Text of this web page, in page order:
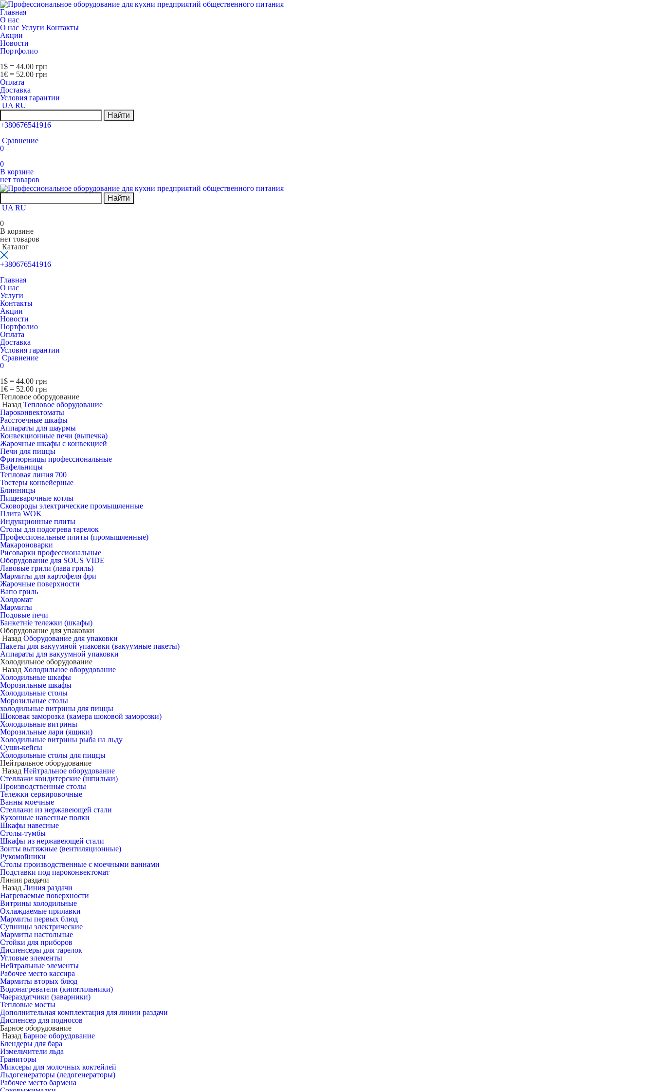
Главная
О нас
О нас Услуги Контакты
Акции
Новости
Портфолио
1$ = 44.00 грн
1€ = 52.00 грн
Оплата
Доставка
Условия гарантии
UA RU
Найти
+380676541916
Сравнение
0
0
В корзине
нет товаров
Найти
UA RU
0
В корзине
нет товаров
Каталог
+380676541916
Главная
О нас
Услуги
Контакты
Акции
Новости
Портфолио
Оплата
Доставка
Условия гарантии
Сравнение
0
1$ = 44.00 грн
1€ = 52.00 грн
Тепловое оборудование
Назад Тепловое оборудование
Пароконвектоматы
Расcтоечные шкафы
Аппараты для шаурмы
Конвекционные печи (выпечка)
Жарочные шкафы с конвекцией
Печи для пиццы
Фритюрницы профессиональные
Вафельницы
Тепловая линия 700
Тостеры конвейерные
Блинницы
Пищеварочные котлы
Сковороды электрические промышленные
Плита WOK
Индукционные плиты
Столы для подогрева тарелок
Профессиональные плиты (промышленные)
Макароноварки
Рисоварки профессиональные
Оборудование для SOUS VIDE
Лавовые грили (лава гриль)
Мармиты для картофеля фри
Жарочные поверхности
Вапо гриль
Холдомат
Мармиты
Подовые печи
Банкетніе тележки (шкафы)
Оборудование для упаковки
Назад Оборудование для упаковки
Пакеты для вакуумной упаковки (вакуумные пакеты)
Аппараты для вакуумной упаковки
Холодильное оборудование
Назад Холодильное оборудование
Холодильные шкафы
Морозильные шкафы
Холодильные столы
Морозильные столы
холодильные витрины для пиццы
Шоковая заморозка (камера шоковой заморозки)
Холодильные витрины
Морозильные лари (ящики)
Холодильные витрины рыба на льду
Суши-кейсы
Холодильные столы для пиццы
Нейтральное оборудование
Назад Нейтральное оборудование
Стеллажи кондитерские (шпильки)
Производственные столы
Тележки сервировочные
Ванны моечные
Стеллажи из нержавеющей стали
Кухонные навесные полки
Шкафы навесные
Столы-тумбы
Шкафы из нержавеющей стали
Зонты вытяжные (вентиляционные)
Рукомойники
Столы производственные с моечными ваннами
Подставки под пароконвектомат
Линия раздачи
Назад Линия раздачи
Нагреваемые поверхности
Витрины холодильные
Охлаждаемые прилавки
Мармиты первых блюд
Супницы электрические
Мармиты настольные
Стойки для приборов
Диспенсеры для тарелок
Угловые элементы
Нейтральные элементы
Рабочее место кассира
Мармиты вторых блюд
Водонагреватели (кипятильники)
Чаераздатчики (заварники)
Тепловые мосты
Дополнительная комплектация для линии раздачи
Диспенсер для подносов
Барное оборудование
Назад Барное оборудование
Блендеры для бара
Измельчители льда
Граниторы
Миксеры для молочных коктейлей
Льдогенераторы (ледогенераторы)
Рабочее место бармена